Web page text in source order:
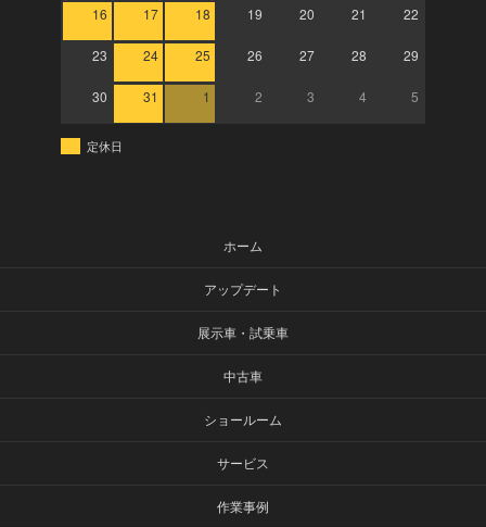
16 17 18 19 20 21 22
23 24 25 26 27 28 29
30 31 1 2 3 4 5
定休日
ホーム
アップデート
展示車・試乗車
中古車
ショールーム
サービス
作業事例